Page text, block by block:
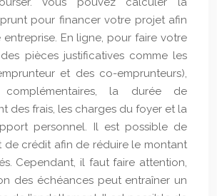
pour financer votre projet afin
En ligne, pour faire votre
pièces justificatives comme les
et des co-emprunteurs),
la durée de
des frais, les charges du foyer et la
personnel. Il est possible de
de crédit afin de réduire le montant
Cependant, il faut faire attention,
des échéances peut entraîner un